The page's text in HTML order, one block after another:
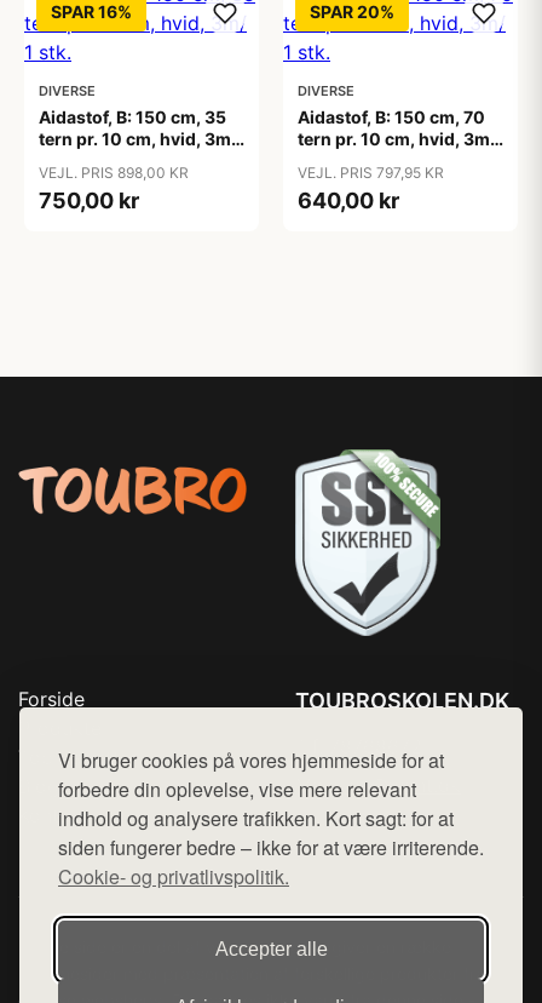
Vi bruger cookies på vores hjemmeside for at
forbedre din oplevelse, vise mere relevant
indhold og analysere trafikken. Kort sagt: for at
siden fungerer bedre – ikke for at være irriterende.
Cookie- og privatlivspolitik.
Accepter alle
SPAR 16%
DIVERSE
Aidastof, B: 150 cm, 35
tern pr. 10 cm, hvid, 3m/
VEJL. PRIS 898,00 KR
750,00 kr
SPAR 20%
DIVERSE
Aidastof, B: 150 cm, 70
tern pr. 10 cm, hvid, 3m/
VEJL. PRIS 797,95 KR
640,00 kr
Forside
Top Rabatter
Blog
Kontakt
TOUBROSKOLEN.DK
Mail: hej@want.dk
Cookie- og privatlivspolitik
Denne side er en del af want.dk, der udgiver en række
hjemmesider med præsentation af forskellige produkter fra